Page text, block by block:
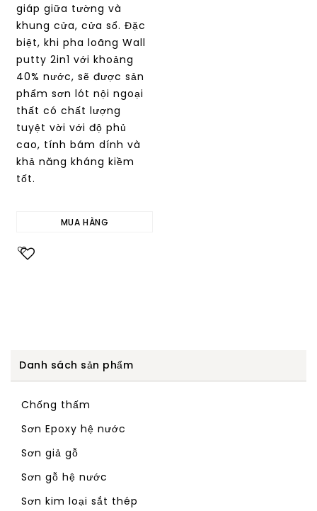
giáp giữa tường và
khung cửa, cửa sổ. Đặc
biệt, khi pha loãng Wall
putty 2in1 với khoảng
40% nước, sẽ được sản
phẩm sơn lót nội ngoại
thất có chất lượng
tuyệt vời với độ phủ
cao, tính bám dính và
khả năng kháng kiềm
tốt.
MUA HÀNG
Danh sách sản phẩm
Chống thấm
Sơn Epoxy hệ nước
Sơn giả gỗ
Sơn gỗ hệ nước
Sơn kim loại sắt thép